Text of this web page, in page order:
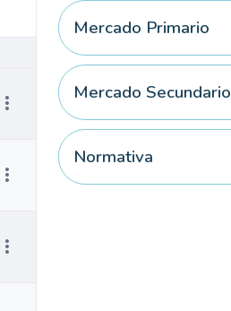
Acciones del elementoMercado Primario
Mercado Secundario
Normativa